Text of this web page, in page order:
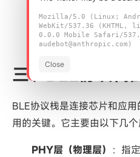
FSC-BT3431 BLE 5.1 低
三、BLE协议栈
BLE协议栈是连接芯片和应
用的关键。它主要由以下几个
PHY层（物理层） ：指
Mozilla/5.0 (Linux;
WebKit/537.36 (KHTML,
0.0.0 Mobile Safari/
audebot@anthropic.com)
Close